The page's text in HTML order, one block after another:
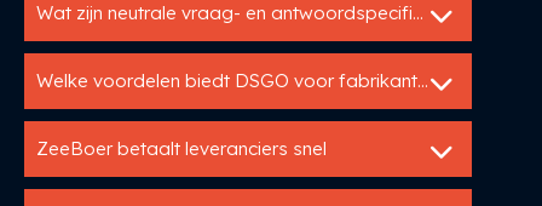
Wat zijn neutrale vraag- en antwoordspecificaties?
Welke voordelen biedt DSGO voor fabrikanten?
ZeeBoer betaalt leveranciers snel